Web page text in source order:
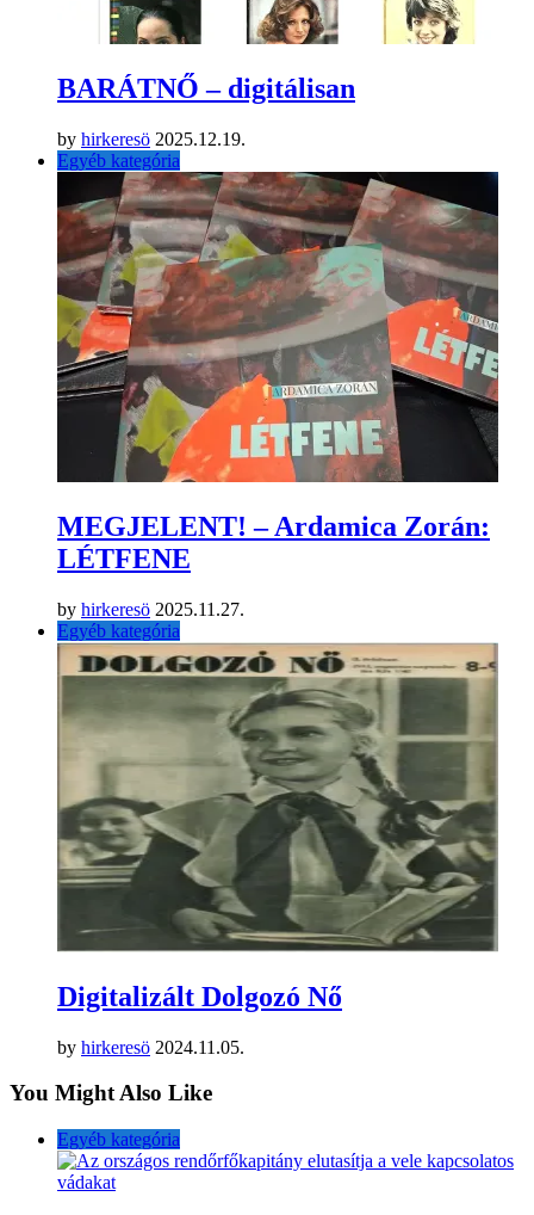
BARÁTNŐ – digitálisan
by hirkeresö 2025.12.19.
Egyéb kategória
MEGJELENT! – Ardamica Zorán:
LÉTFENE
by hirkeresö 2025.11.27.
Egyéb kategória
Digitalizált Dolgozó Nő
by hirkeresö 2024.11.05.
You Might Also Like
Egyéb kategória